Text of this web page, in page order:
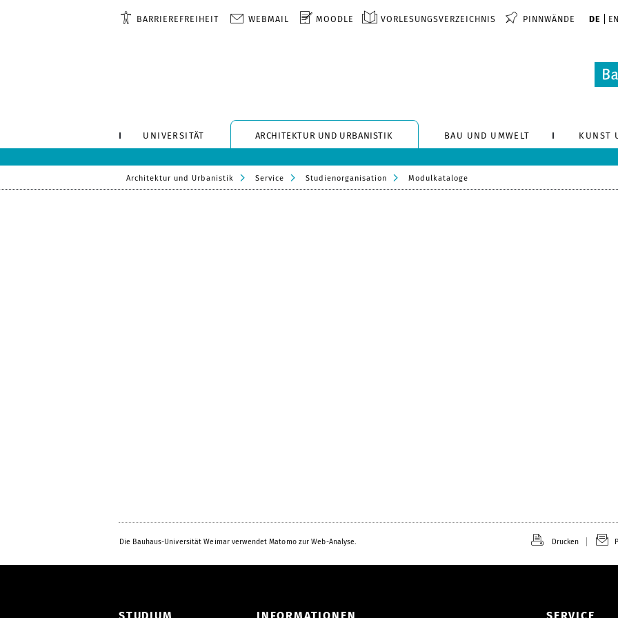
BARRIEREFREIHEIT WEBMAIL MOODLE VORLESUNGSVERZEICHNIS PINNWÄNDE DE EN
UNIVERSITÄT ARCHITEKTUR UND URBANISTIK BAU UND UMWELT KUNST
Architektur und Urbanistik Service Studienorganisation Modulkataloge
Die Bauhaus-Universität Weimar verwendet Matomo zur Web-Analyse. Drucken